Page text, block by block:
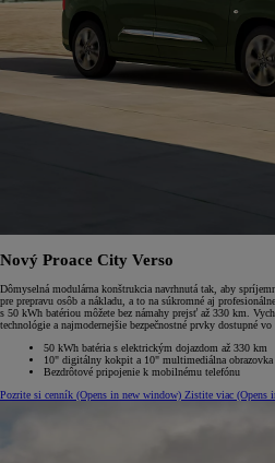
Nový Proace City Verso
Dômyselná modulárna konštrukcia navrhnutá tak, aby
pre prepravu osôb a nákladu, a to na súkromné aj
s 50 kWh batériou môžete bez námahy prejsť až 330 km.
technológie a najmodernejšie bezpečnostné prvky dostupné
50 kWh batéria s elektrickým dojazdom až 330 km
10" digitálny kokpit a 10" multimediálna obrazovka
Bezdrôtové pripojenie k mobilnému telefónu
Pozrite si cenník (Opens in new window) Zistite viac (Opens